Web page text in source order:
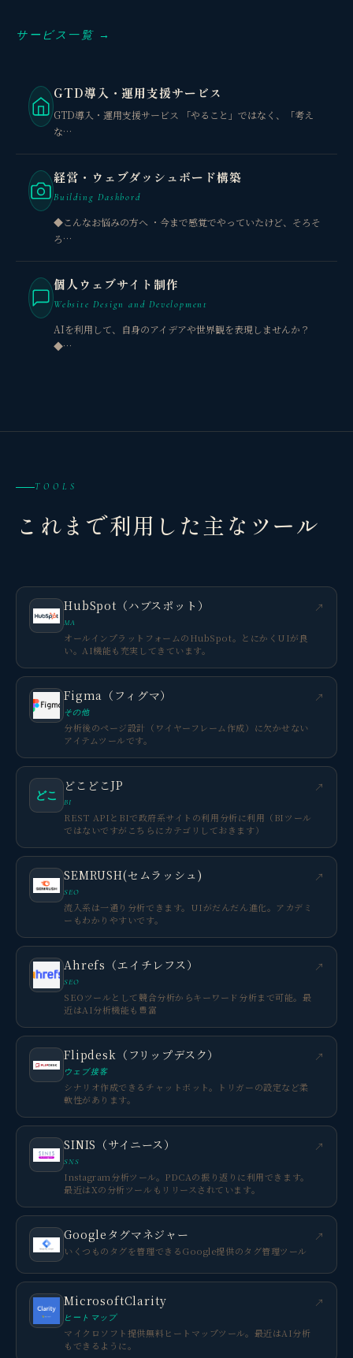
サービス一覧 →
GTD導入・運用支援サービス
GTD導入・運用支援サービス 「やること」ではなく、「考え
な…
経営・ウェブダッシュボード構築
Building Dashbord
◆こんなお悩みの方へ ・今まで感覚でやっていたけど、そろそ
ろ…
個人ウェブサイト制作
Website Design and Development
AIを利用して、自身のアイデアや世界観を表現しませんか？
◆…
TOOLS
これまで利用した主なツール
HubSpot（ハブスポット）
MA
オールインプラットフォームのHubSpot。とにかくUIが良
い。AI機能も充実してきています。
↗
Figma（フィグマ）
その他
分析後のページ設計（ワイヤーフレーム作成）に欠かせない
アイテムツールです。
↗
どこ
どこどこJP
BI
REST APIとBIで政府系サイトの利用分析に利用（BIツール
ではないですがこちらにカテゴリしておきます）
↗
SEMRUSH(セムラッシュ)
SEO
流入系は一通り分析できます。UIがだんだん進化。アカデミ
ーもわかりやすいです。
↗
Ahrefs（エイチレフス）
SEO
SEOツールとして競合分析からキーワード分析まで可能。最
近はAI分析機能も豊富
↗
Flipdesk（フリップデスク）
ウェブ接客
シナリオ作成できるチャットボット。トリガーの設定など柔
軟性があります。
↗
SINIS（サイニース）
SNS
Instagram分析ツール。PDCAの振り返りに利用できます。
最近はXの分析ツールもリリースされています。
↗
Googleタグマネジャー
いくつものタグを管理できるGoogle提供のタグ管理ツール
↗
MicrosoftClarity
ヒートマップ
マイクロソフト提供無料ヒートマップツール。最近はAI分析
もできるように。
↗